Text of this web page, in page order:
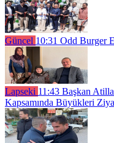
Güncel 10:31 Odd Burger
Lapseki 11:43 Başkan Atilla
Kapsamında Büyükleri